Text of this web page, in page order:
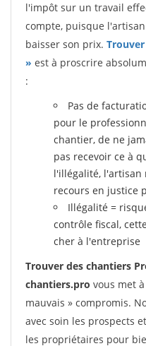
l'impôt sur un travail
compte, puisque
baisser son prix.
» est à proscrire
:
Pas de
pour le
chantier, de ne
pas recevoir ce à
l'illégalité, l'artisan
recours en justice
Illégalité =
contrôle fiscal,
cher à l'entreprise
Trouver des chantiers
chantiers.pro vous met
mauvais » compromis.
avec soin les prospects
les propriétaires pour